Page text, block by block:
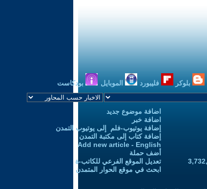
بلوكر فليبورد الموبايل بودكاست
اضافة موضوع جديد
اضافة خبر
إضافة يوتيوب-فلم إلى يوتيوب التمدن
إضافة كتاب إلى مكتبة التمدن
Add new article - English
أضف حملة
تعديل الموقع الفرعي للكاتب-ة
ابحث في موقع الحوار المتمدن